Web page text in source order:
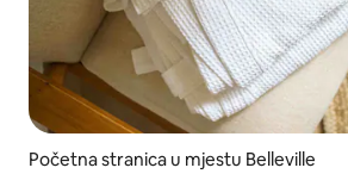
Početna stranica u mjestu Belleville